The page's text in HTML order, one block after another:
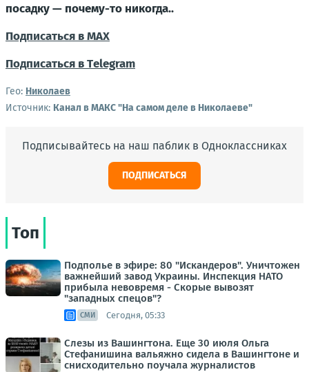
посадку — почему-то никогда..
Подписаться в МАХ
Подписаться в Тelegram
Гео: Николаев
Источник: Канал в МАКС "На самом деле в Николаеве"
Подписывайтесь на наш паблик в Одноклассниках
ПОДПИСАТЬСЯ
Топ
Подполье в эфире: 80 "Искандеров". Уничтожен
важнейший завод Украины. Инспекция НАТО
прибыла невовремя - Скорые вывозят
"западных спецов"?
СМИ Сегодня, 05:33
Слезы из Вашингтона. Еще 30 июля Ольга
Стефанишина вальяжно сидела в Вашингтоне и
снисходительно поучала журналистов